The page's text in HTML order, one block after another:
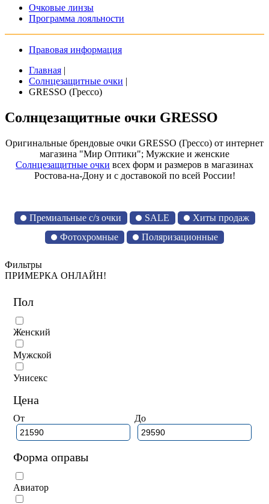
Очковые линзы
Программа лояльности
Правовая информация
Главная |
Солнцезащитные очки |
GRESSO (Грессо)
Солнцезащитные очки GRESSO
Оригинальные брендовые очки GRESSO (Грессо) от интернет
магазина "Мир Оптики"; Мужские и женские
Солнцезащитные очки всех форм и размеров в магазинах
Ростова-на-Дону и с доставокой по всей России!
Премиальные с/з очки SALE
Хиты продаж
Фотохромные
Поляризационные
Фильтры
ПРИМЕРКА ОНЛАЙН!
Пол
Женский
Мужской
Унисекс
Цена
От До
Форма оправы
Авиатор